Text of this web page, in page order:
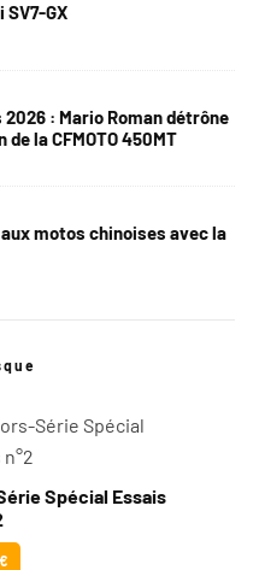
SV7-GX
2026 : Mario Roman détrône
la CFMOTO 450MT
motos chinoises avec la
Spécial Essais